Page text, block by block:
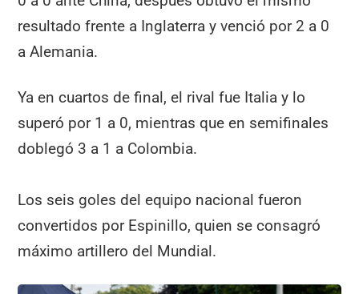
resultado frente a Inglaterra y venció por 2 a 0
a Alemania.
Ya en cuartos de final, el rival fue Italia y lo
superó por 1 a 0, mientras que en semifinales
doblegó 3 a 1 a Colombia.
Los seis goles del equipo nacional fueron
convertidos por Espinillo, quien se consagró
máximo artillero del Mundial.